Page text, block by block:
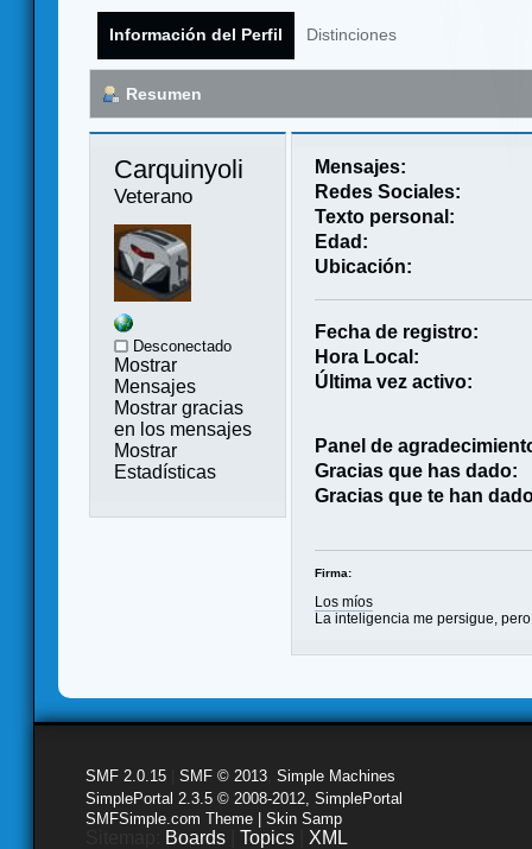
Información del Perfil Distinciones
Resumen
Carquinyoli
Veterano
Desconectado
Mostrar
Mensajes
Mostrar gracias
en los mensajes
Mostrar
Estadísticas
Mensajes:
Redes Sociales:
Texto personal:
Edad:
Ubicación:
Fecha de registro:
Hora Local:
Última vez activo:
Panel de
Gracias que has dado:
Gracias que te han
Firma:
Los míos
La inteligencia me persigue,
SMF 2.0.15 SMF © 2013 Simple Machines
SimplePortal 2.3.5 © 2008-2012, SimplePortal
SMFSimple.com Theme | Skin Samp
Boards Topics XML